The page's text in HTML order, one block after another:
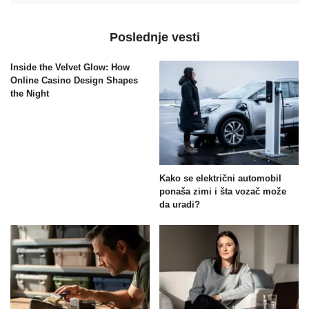
Poslednje vesti
Inside the Velvet Glow: How
Online Casino Design Shapes
the Night
Kako se električni automobil
ponaša zimi i šta vozač može
da uradi?